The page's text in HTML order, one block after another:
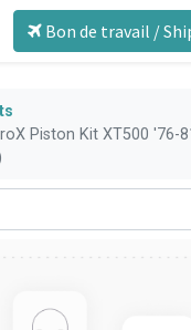
Bon de travail /
Piston Kit XT500 '76-